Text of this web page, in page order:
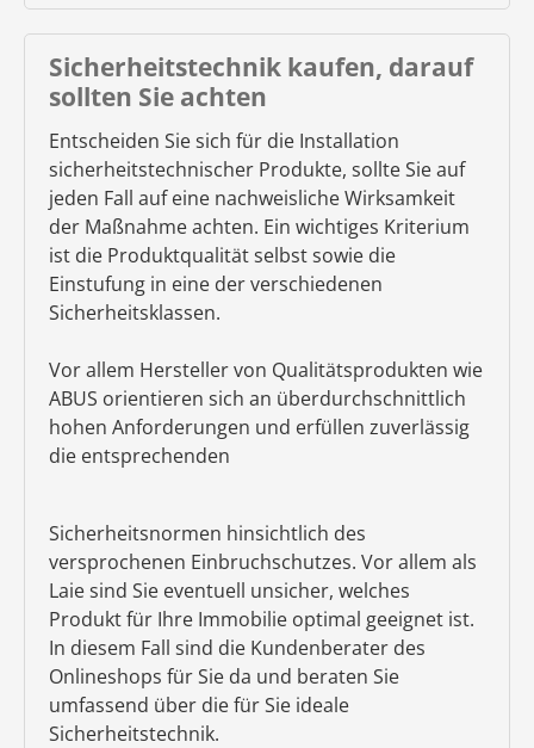
Sicherheitstechnik kaufen, darauf
sollten Sie achten
Entscheiden Sie sich für die Installation
sicherheitstechnischer Produkte, sollte Sie auf
jeden Fall auf eine nachweisliche Wirksamkeit
der Maßnahme achten. Ein wichtiges Kriterium
ist die Produktqualität selbst sowie die
Einstufung in eine der verschiedenen
Sicherheitsklassen.
Vor allem Hersteller von Qualitätsprodukten wie
ABUS orientieren sich an überdurchschnittlich
hohen Anforderungen und erfüllen zuverlässig
die entsprechenden
Sicherheitsnormen hinsichtlich des
versprochenen Einbruchschutzes. Vor allem als
Laie sind Sie eventuell unsicher, welches
Produkt für Ihre Immobilie optimal geeignet ist.
In diesem Fall sind die Kundenberater des
Onlineshops für Sie da und beraten Sie
umfassend über die für Sie ideale
Sicherheitstechnik.